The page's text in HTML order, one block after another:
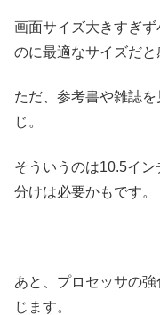
画面サイズ大きすぎ
のに最適なサイズだと
ただ、参考書や雑誌
じ。
そういうのは10.5イ
分けは必要かもです。
あと、プロセッサの
じます。